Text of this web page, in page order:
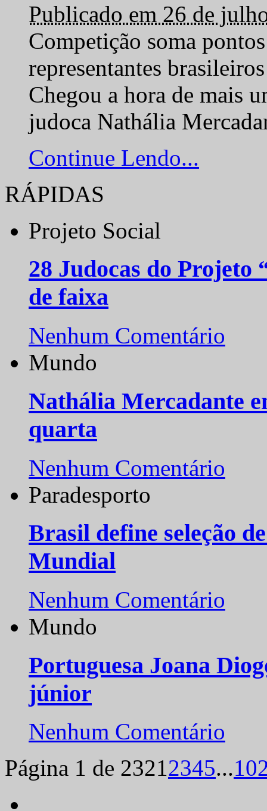
Publicado em 26 de
Competição soma
representantes
Chegou a hora de mais
judoca Nathália
Continue Lendo...
RÁPIDAS
Projeto Social
28 Judocas do
de faixa
Nenhum Comentário
Mundo
Nathália Mercadante
quarta
Nenhum Comentário
Paradesporto
Brasil define seleção
Mundial
Nenhum Comentário
Mundo
Portuguesa Joana
júnior
Nenhum Comentário
Página 1 de 23212345...10